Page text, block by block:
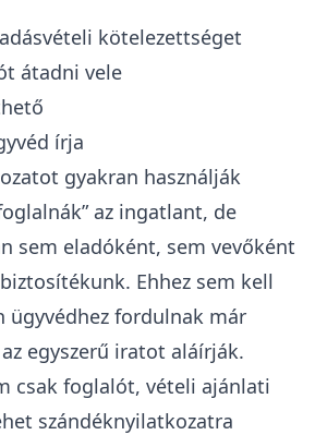
kötelezettséget
átadni vele
írja
gyakran használják
az ingatlant, de
sem eladóként, sem vevőként
Ehhez sem kell
ügyvédhez fordulnak már
egyszerű iratot aláírják.
csak foglalót, vételi ajánlati
szándéknyilatkozatra